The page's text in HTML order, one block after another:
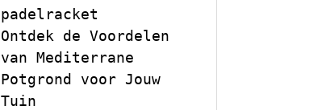
padelracket
Ontdek de Voordelen
van Mediterrane
Potgrond voor Jouw
Tuin